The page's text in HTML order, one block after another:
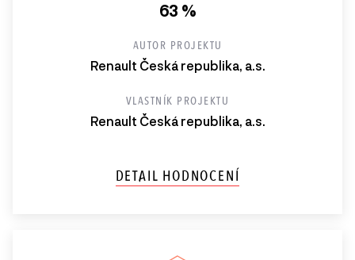
63 %
AUTOR PROJEKTU
Renault Česká republika, a.s.
VLASTNÍK PROJEKTU
Renault Česká republika, a.s.
DETAIL HODNOCENÍ